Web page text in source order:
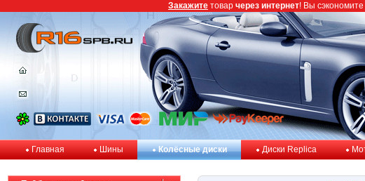
Главная Шины Колёсные диски Диски Replica
Закажите товар через интернет! Вы